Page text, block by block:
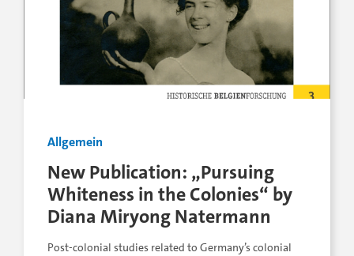
Allgemein
New Publication: „Pursuing
Whiteness in the Colonies“ by
Diana Miryong Natermann
Post-colonial studies related to Germany’s colonial